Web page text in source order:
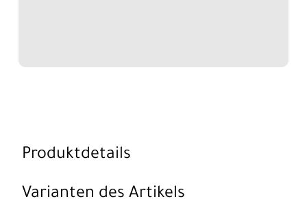
Produktdetails
Varianten des Artikels